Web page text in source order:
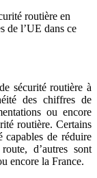
routière en
de l’UE dans ce
sécurité routière à
des chiffres de
ou encore
routière. Certains
capables de réduire
d’autres sont
encore la France.